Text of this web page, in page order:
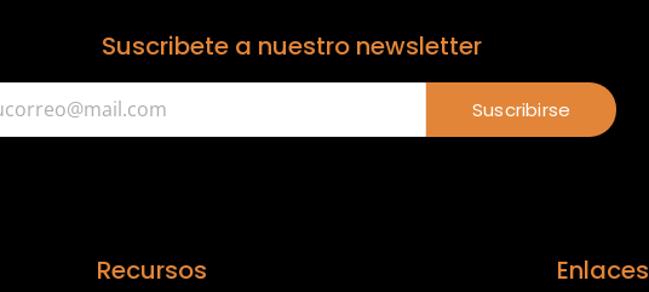
Suscribete a nuestro newsletter
Suscribirse
Recursos Enlaces